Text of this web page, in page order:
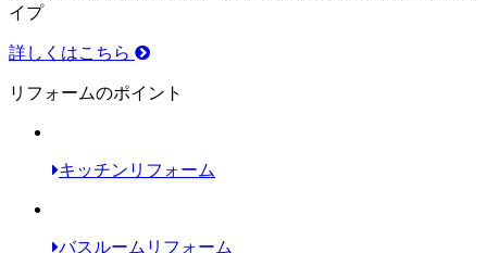
イプ
詳しくはこちら
リフォームのポイント
キッチンリフォーム
バスルームリフォーム